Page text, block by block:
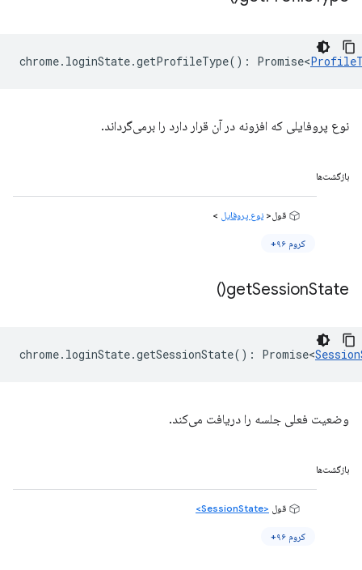
chrome. loginState.getProfileType() : Promise<
نوع پروفایلی که افزونه در آن قرار دارد را برمی‌گرداند.
بازگشت‌ها
قول< نوع پروفایل >
کروم ۹۶+
getSessionState(
)
chrome. loginState.getSessionState() : Promise<
وضعیت فعلی جلسه را دریافت می‌کند.
بازگشت‌ها
قول <SessionState>
کروم ۹۶+